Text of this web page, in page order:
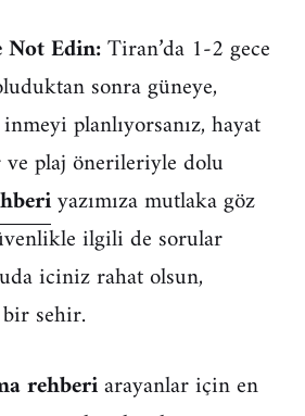
Not Edin:Tiran’da 1-2 gece
sonra güneye,
planlıyorsanız, hayat
plaj önerileriyle dolu
yazımıza mutlaka göz
ilgili de sorular
iciniz rahat olsun,
sehir.
rehberiarayanlar için en